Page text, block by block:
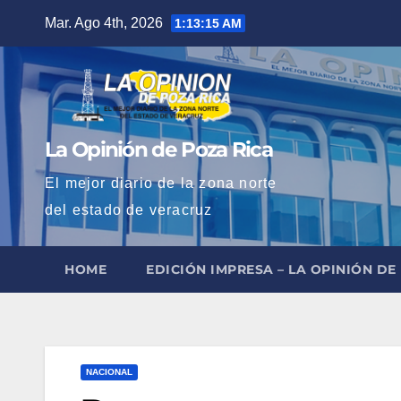
contenido
Mar. Ago 4th, 2026 1:13:16 AM
La Opinión de Poza Rica
El mejor diario de la zona norte
del estado de veracruz
HOME EDICIÓN IMPRESA – LA OPINIÓN DE
NACIONAL